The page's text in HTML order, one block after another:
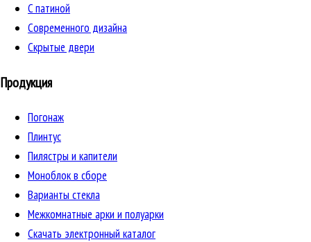
C патиной
Cовременного дизайна
Скрытые двери
Продукция
Погонаж
Плинтус
Пилястры и капители
Моноблок в сборе
Варианты стекла
Межкомнатные арки и полуарки
Скачать электронный каталог